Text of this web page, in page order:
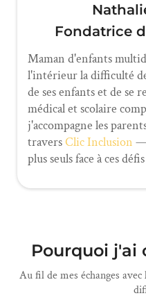
Fondatrice
Maman d'enfants
l'intérieur la difficulté
de ses enfants et de se
médical et scolaire
j'accompagne les
traversClic Inclusion —
plus seuls face à ces défis
Pourquoi j'ai
Au fil de mes échanges